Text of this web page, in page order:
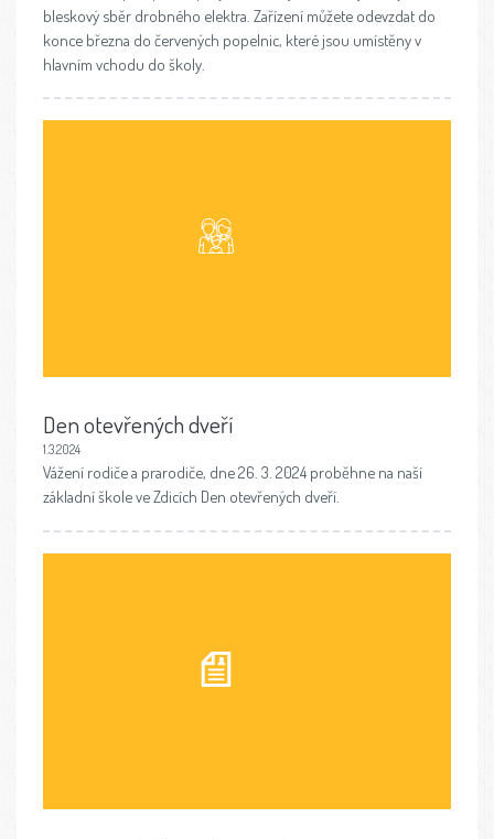
bleskový sběr drobného elektra. Zařízení můžete odevzdat do
konce března do červených popelnic, které jsou umístěny v
hlavním vchodu do školy.
Den otevřených dveří
1.3.2024
Vážení rodiče a prarodiče, dne 26. 3. 2024 proběhne na naší
základní škole ve Zdicích Den otevřených dveří.